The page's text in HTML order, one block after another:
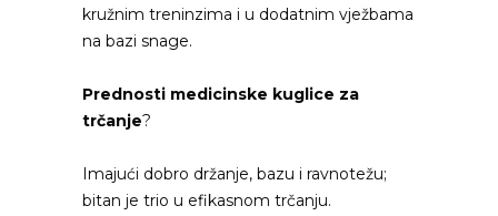
kružnim treninzima i u dodatnim vježbama
na bazi snage.
Prednosti medicinske kuglice za
trčanje?
Imajući dobro držanje, bazu i ravnotežu;
bitan je trio u efikasnom trčanju.